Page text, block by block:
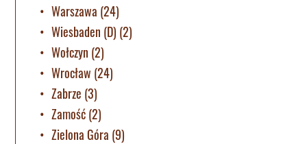
Warszawa (24)
Wiesbaden (D) (2)
Wołczyn (2)
Wrocław (24)
Zabrze (3)
Zamość(2)
Zielona Góra (9)